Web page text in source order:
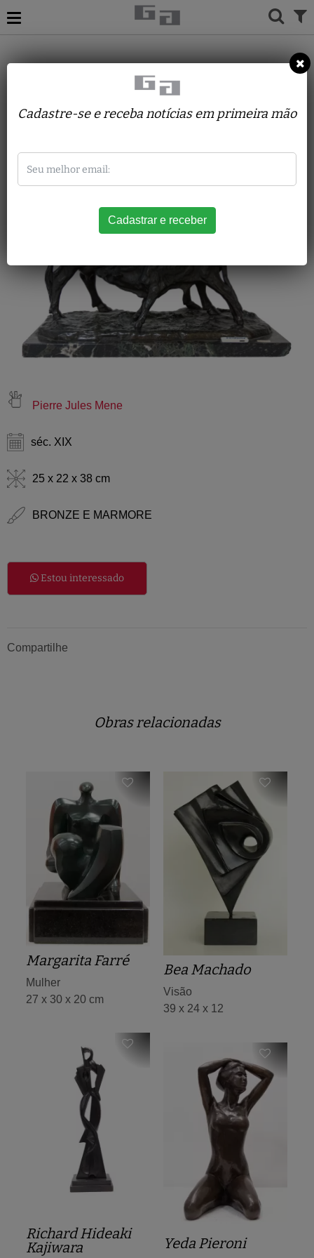
PIERRE JULES MENE
VACA AMAMENTANDO
Pierre Jules Mene
séc. XIX
25 x 22 x 38 cm
BRONZE E MARMORE
Estou interessado
Compartilhe
Obras relacionadas
Margarita Farré
Mulher
27 x 30 x 20 cm
Bea Machado
Visão
39 x 24 x 12
Richard Hideaki
Kajiwara
Yeda Pieroni
Cadastre-se e receba notícias em primeira mão